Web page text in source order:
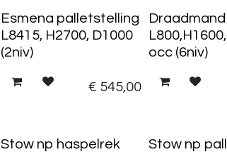
Esmena palletstelling
L8415, H2700, D1000
(2niv)
€ 545,00
Draadmand
occ (6niv)
Stow np haspelrek
Stow np